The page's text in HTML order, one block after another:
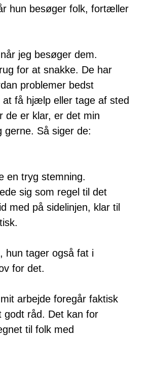
hun besøger folk, fortæller
jeg besøger dem.
for at snakke. De har
problemer bedst
få hjælp eller tage af sted
de er klar, er det min
gerne. Så siger de:
en tryg stemning.
sig som regel til det
med på sidelinjen, klar til
hun tager også fat i
for det.
arbejde foregår faktisk
godt råd. Det kan for
til folk med